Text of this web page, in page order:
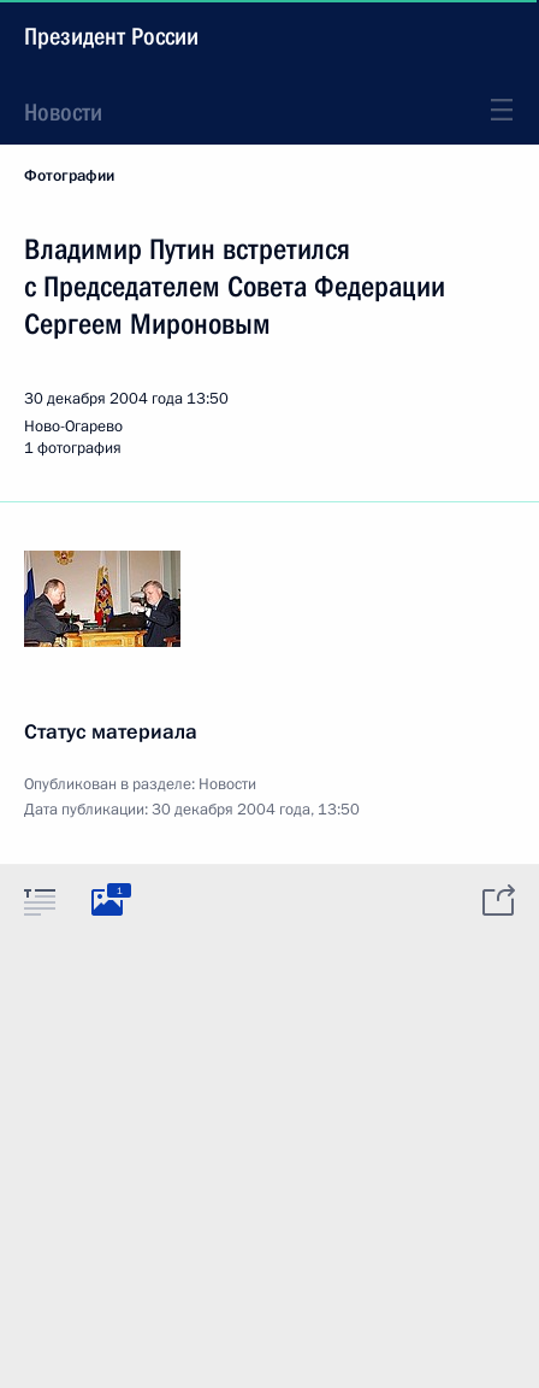
Президент России
Новости
Фотографии
Владимир Путин встретился
с Председателем Совета Федерации
Сергеем Мироновым
30 декабря 2004 года 13:50
Ново-Огарево
1 фотография
Статус материала
Опубликован в разделе: Новости
Дата публикации:30 декабря 2004 года, 13:50
1